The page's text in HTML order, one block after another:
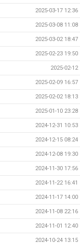
2025-03-17 12:36
2025-03-08 11:08
2025-03-02 18:47
2025-02-23 19:50
2025-02-12
2025-02-09 16:57
2025-02-02 18:13
2025-01-10 23:28
2024-12-31 10:53
2024-12-15 08:24
2024-12-08 19:30
2024-11-30 17:56
2024-11-22 16:41
2024-11-17 14:00
2024-11-08 22:16
2024-11-01 12:40
2024-10-24 13:15